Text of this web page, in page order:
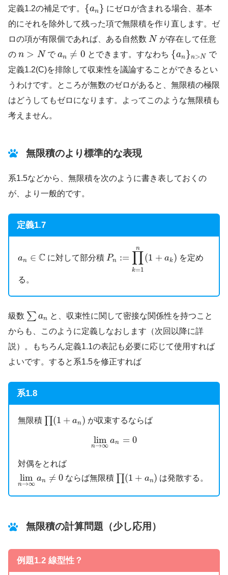
定義1.2の補足です。 {an}
{a } にゼロが含まれる場合、基本
的にそれを除外して残った項で無限積を作り直します。ゼ
ロの項が有限個であれば、ある自然数 N
N が存在して任意
の n > N
> でan ≠ 0
0 とできます。すなわち {an}n>N
{a }n
で
定義1.2(C)を排除して収束性を議論することができるとい
うわけです。ところが無数のゼロがあると、無限積の極限
はどうしてもゼロになります。よってこのような無限積も
考えません。
無限積のより標準的な表現
系1.5などから、無限積を次のように書き表しておくの
が、より一般的です。
定義1.7
an ∈ C
∈C に対して部分積 Pn :=
n
∏
k=1
(1 + ak )
k=
を定め
る。
級数 ∑ an
∑a
と、収束性に関して密接な関係性を持つこと
からも、このように定義しなおします（次回以降に詳
説）。もちろん定義1.1の表記も必要に応じて使用すれば
よいです。すると系1.5を修正すれば
系1.8
無限積 ∏(1 + an)
∏(1 a が収束するならば
lim
n→∞
an = 0
lim n=
対偶をとれば
lim
n→∞
an ≠ 0
lim a n≠ 0
ならば無限積 ∏(1 + an)
∏(1 a は発散する。
無限積の計算問題（少し応用）
例題1.2 線型性？